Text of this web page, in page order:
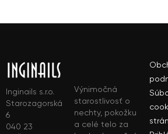
Inginails s.r.o.
Starozagorská
6
040 23
Výnimočná
starostlivosť o
nechty, pokožku
a celé telo za